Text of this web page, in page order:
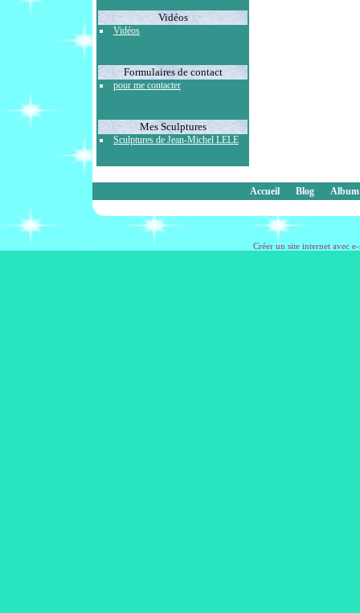
Vidéos
Vidéos
Formulaires de contact
pour me contacter
Mes Sculptures
Sculptures de Jean-Michel LELE
Accueil Blog
Créer un site internet avec